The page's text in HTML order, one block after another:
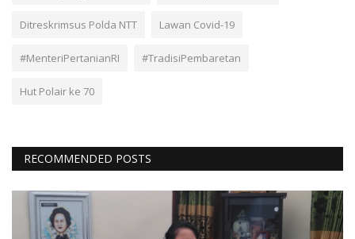
Ditreskrimsus Polda NTT Lawan Covid-19
#MenteriPertanianRI #TradisiPembaretan
Hut Polair ke 70
RECOMMENDED POSTS